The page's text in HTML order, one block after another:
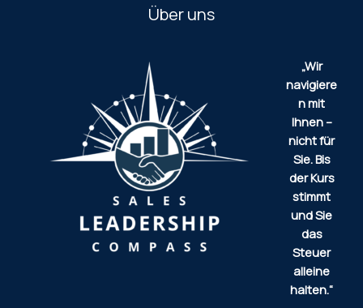
Über uns
„Wir
navigiere
n mit
Ihnen –
nicht für
Sie.Bis
der Kurs
stimmt
und Sie
das
Steuer
alleine
halten.“